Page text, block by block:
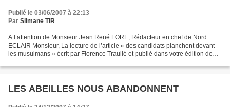
Publié le 03/06/2007 à 22:13
Par Slimane TIR
A l’attention de Monsieur Jean René LORE, Rédacteur en chef de Nord
ECLAIR Monsieur, La lecture de l’article « des candidats planchent devant
les musulmans » écrit par Florence Traullé et publié dans votre édition de
LES ABEILLES NOUS ABANDONNENT